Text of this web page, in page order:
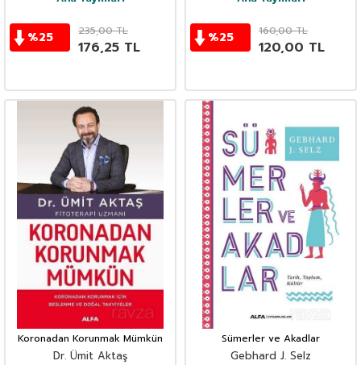
%25 235,00TL
176,25 TL
%25 160,00TL
120,00 TL
Koronadan Korunmak Mümkün
Dr. Ümit Aktaş
Sümerler ve Akadlar
Gebhard J. Selz